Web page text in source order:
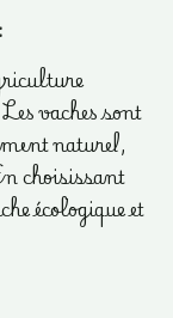
vaches sont
naturel,
choisissant
écologique et